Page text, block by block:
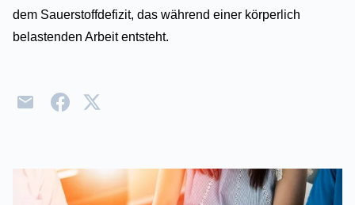
dem Sauerstoffdefizit, das während einer körperlich
belastenden Arbeit entsteht.